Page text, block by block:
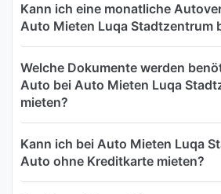
Kann ich eine monatliche
Auto Mieten Luqa Stadtzentrum
Welche Dokumente werden
Auto bei Auto Mieten Luqa
mieten?
Kann ich bei Auto Mieten Luqa
Auto ohne Kreditkarte mieten?